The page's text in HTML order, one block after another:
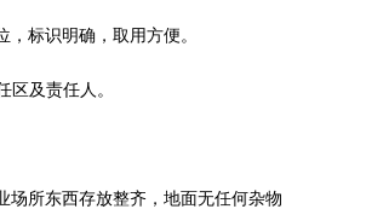
，标识明确，取用方便。
区及责任人。
场所东西存放整齐，地面无任何杂物